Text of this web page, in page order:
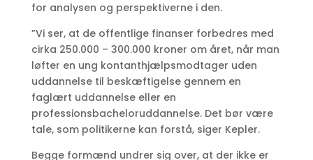
for analysen og perspektiverne i den.
”Vi ser, at de offentlige finanser forbedres med
cirka 250.000 – 300.000 kroner om året, når man
løfter en ung kontanthjælpsmodtager uden
uddannelse til beskæftigelse gennem en
faglært uddannelse eller en
professionsbacheloruddannelse. Det bør være
tale, som politikerne kan forstå, siger Kepler.
Begge formænd undrer sig over, at der ikke er